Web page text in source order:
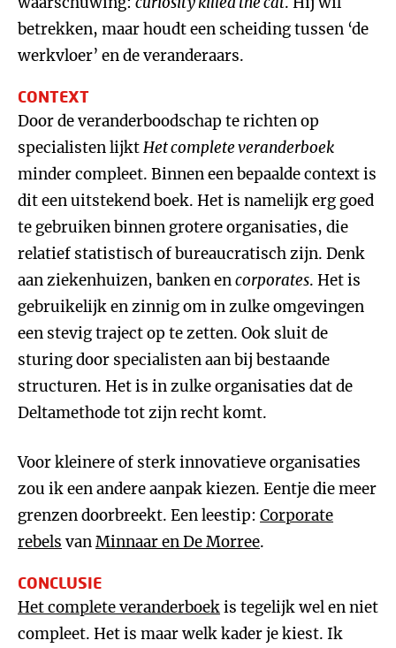
betrekken, maar houdt een scheiding tussen ‘de
werkvloer’ en de veranderaars.
CONTEXT
Door de veranderboodschap te richten op
specialisten lijktHet complete veranderboek
minder compleet. Binnen een bepaalde context is
dit een uitstekend boek. Het is namelijk erg goed
te gebruiken binnen grotere organisaties, die
relatief statistisch of bureaucratisch zijn. Denk
aan ziekenhuizen, banken encorporates. Het is
gebruikelijk en zinnig om in zulke omgevingen
een stevig traject op te zetten. Ook sluit de
sturing door specialisten aan bij bestaande
structuren. Het is in zulke organisaties dat de
Deltamethode tot zijn recht komt.
Voor kleinere of sterk innovatieve organisaties
zou ik een andere aanpak kiezen. Eentje die meer
grenzen doorbreekt. Een leestip: Corporate
rebels vanMinnaar en De Morree.
CONCLUSIE
Het complete veranderboekis tegelijk wel en niet
compleet. Het is maar welk kader je kiest. Ik